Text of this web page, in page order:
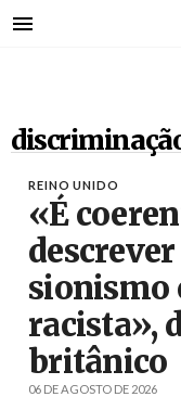
para
REINO UNIDO
«É
descrever
sionismo
racista»,
britânico
06 DE AGOSTO DE 2026